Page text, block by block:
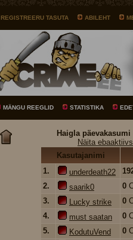
REGISTREERU TASUTA ABILEHT
MÄNGU REEGLID STATISTIKA
Haigla päevakasumi
Näita
Kasutajanimi
1.
underdeath22
2.
saarik0 0
3.
Lucky strike 0
4.
must saatan 0
5.
KodutuVend 0